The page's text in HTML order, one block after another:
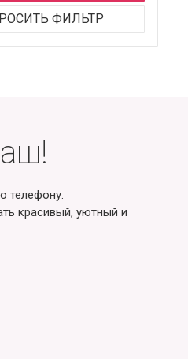
ФИЛЬТР
телефону.
красивый, уютный и